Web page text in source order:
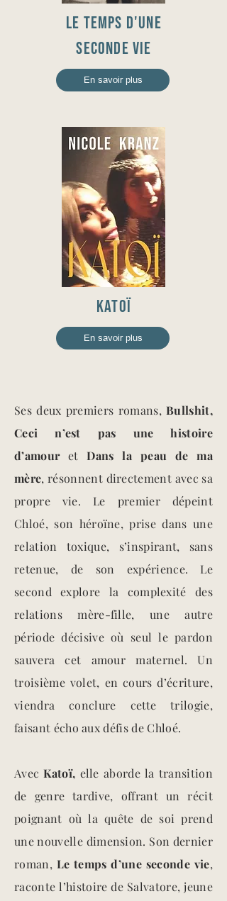
LE TEMPS D'UNE
SECONDE VIE
En savoir plus
katoÏ
En savoir plus
Ses deux premiers romans,Bullshit,
Ceci n’est pas une histoire
d’amouretDans la peau de ma
mère, résonnent directement avec sa
propre vie. Le premier dépeint
Chloé, son héroïne, prise dans une
relation toxique, s’inspirant, sans
retenue, de son expérience. Le
second explore la complexité des
relations mère-fille, une autre
période décisive où seul le pardon
sauvera cet amour maternel. Un
troisième volet, en cours d’écriture,
viendra conclure cette trilogie,
faisant écho aux défis de Chloé.
Avec Katoï, elle aborde la transition
de genre tardive, offrant un récit
poignant où la quête de soi prend
une nouvelle dimension. Son dernier
roman, Le temps d’une seconde vie,
raconte l’histoire de Salvatore, jeune